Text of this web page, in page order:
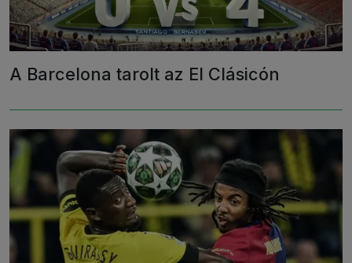
A Barcelona tarolt az El Clásicón